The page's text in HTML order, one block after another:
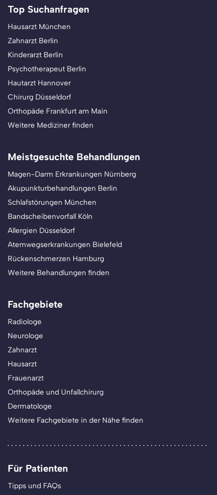
Top Suchanfragen
Hausarzt München
Zahnarzt Berlin
Kinderarzt Berlin
Psychotherapeut Berlin
Hautarzt Hannover
Chirurg Düsseldorf
Orthopäde Frankfurt am Main
Weitere Mediziner finden
Meistgesuchte Behandlungen
Magen-Darm Erkrankungen Nürnberg
Akupunkturbehandlungen Berlin
Schlafstörungen München
Bandscheibenvorfall Köln
Allergien Düsseldorf
Atemwegserkrankungen Bielefeld
Rückenschmerzen Hamburg
Weitere Behandlungen finden
Fachgebiete
Radiologe
Neurologe
Zahnarzt
Hausarzt
Frauenarzt
Orthopäde und Unfallchirurg
Dermatologe
Weitere Fachgebiete in der Nähe finden
Für Patienten
Tipps und FAQs